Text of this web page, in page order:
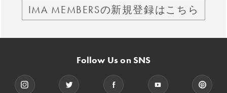
IMA MEMBERSの新規登録はこちら
Follow Us on SNS